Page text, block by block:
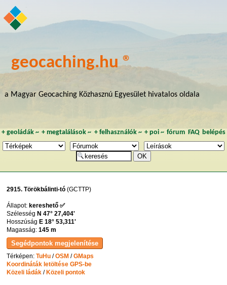
geocaching.hu ®
a Magyar Geocaching Közhasznú Egyesület hivatalos oldala
+ geoládák~ +megtalálások ~ + felhasználók~ + poi~ fórum FAQ belépés
2915. Törökbálinti-tó (GCTTP)
Állapot: kereshető ✅
Szélesség N 47° 27,404'
Hosszúság E 18° 53,311'
Magasság:145 m
Térképen:TuHu /OSM /GMaps
Koordináták letöltése GPS-be
Közeli ládák /Közeli pontok